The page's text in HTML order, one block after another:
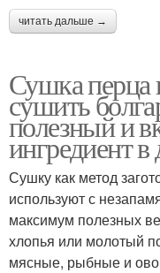
читать дальше →
Сушка перца
сушить
полезный и
ингредиент
Сушку как метод
используют с
максимум полезных
хлопья или молотый
мясные, рыбные и